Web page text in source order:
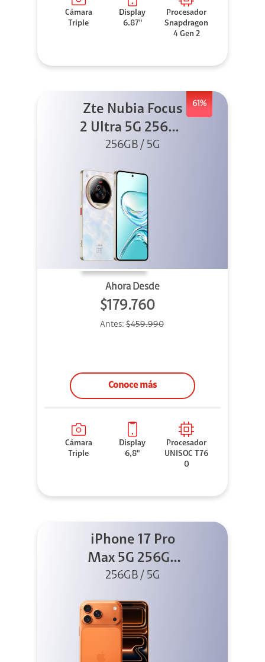
Cámara
Triple
Display
6.87"
Procesador
Snapdragon
4 Gen 2
61%
Zte Nubia Focus
2 Ultra 5G 256GB
Blanco
256GB / 5G
Ahora Desde
$179.760
Antes:$459.990
Conoce más
Cámara
Triple
Display
6,8"
Procesador
UNISOC T76
0
iPhone 17 Pro
Max 5G 256GB
Cosmic Orange
256GB / 5G